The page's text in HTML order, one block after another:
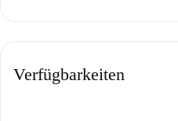
Verfügbarkeiten